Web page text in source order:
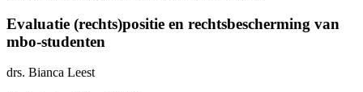
Evaluatie (rechts)positie en rechtsbescherming van
mbo-studenten
drs. Bianca Leest